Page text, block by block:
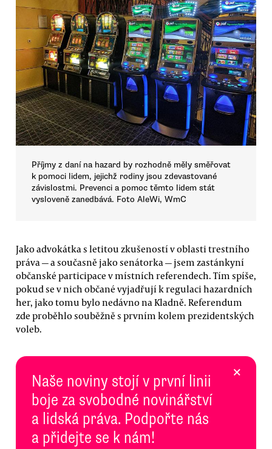
Příjmy z daní na hazard by rozhodně měly směřovat
k pomoci lidem, jejichž rodiny jsou zdevastované
závislostmi. Prevenci a pomoc těmto lidem stát
vysloveně zanedbává. Foto AleWi, WmC
Jako advokátka s letitou zkušeností v oblasti trestního
práva — a současně jako senátorka — jsem zastánkyní
občanské participace v místních referendech. Tím spíše,
pokud se v nich občané vyjadřují k regulaci hazardních
her, jako tomu bylo nedávno na Kladně. Referendum
zde proběhlo souběžně s prvním kolem prezidentských
voleb.
Naše noviny stojí v první linii
boje za svobodné novinářství
a lidská práva. Podpořte nás
a přidejte se k nám!
×